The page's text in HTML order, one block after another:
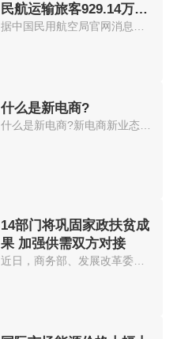
民航运输旅客929.14万人
次
什么是新电商?
14部门将巩固家政扶贫成
果 加强供需双方对接